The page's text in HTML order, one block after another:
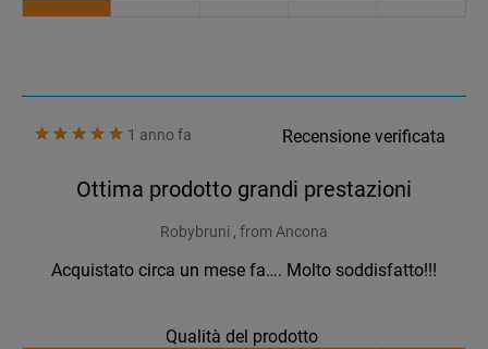
1 anno fa Recensione verificata
Ottima prodotto grandi prestazioni
Robybruni , from Ancona
Acquistato circa un mese fa…. Molto soddisfatto!!!
Qualità del prodotto